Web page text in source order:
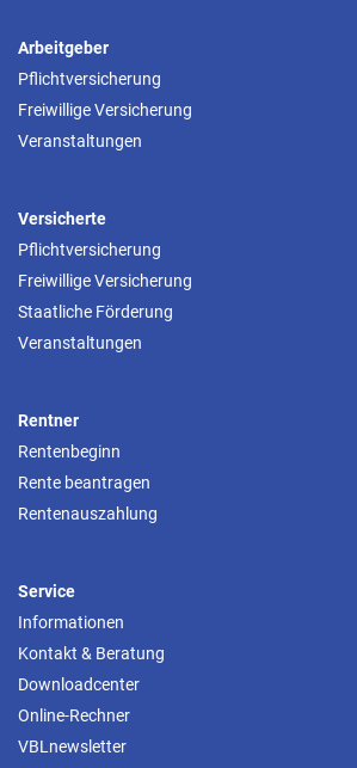
Arbeitgeber
Pflichtversicherung
Freiwillige Versicherung
Veranstaltungen
Versicherte
Pflichtversicherung
Freiwillige Versicherung
Staatliche Förderung
Veranstaltungen
Rentner
Rentenbeginn
Rente beantragen
Rentenauszahlung
Service
Informationen
Kontakt & Beratung
Downloadcenter
Online-Rechner
VBLnewsletter